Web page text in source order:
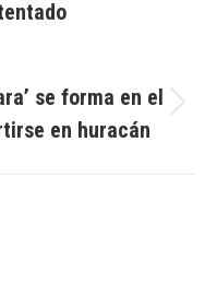
se forma en el
en huracán